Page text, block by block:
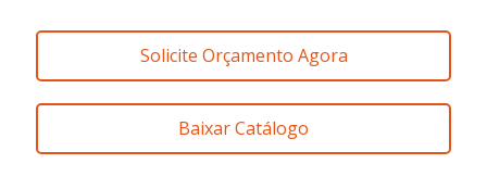
Solicite Orçamento Agora
Baixar Catálogo